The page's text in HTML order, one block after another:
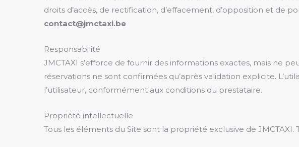
droits d’accès, de rectification, d’effacement, d’opposition et de
contact@jmctaxi.be
Responsabilité
JMCTAXI s’efforce de fournir des informations exactes, mais ne
réservations ne sont confirmées qu’après validation explicite.
l’utilisateur, conformément aux conditions du prestataire.
Propriété intellectuelle
Tous les éléments du Site sont la propriété exclusive de